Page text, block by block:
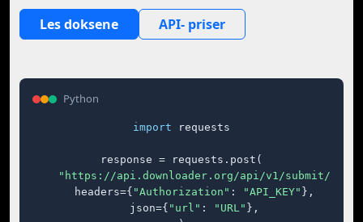
Les doksene API- priser
Python
import requests
response = requests.post(
"https://api.downloader.org/api/v1/submit/"
    headers={
"Authorization" : "API_KEY" },
    json={
"url" : "URL" },